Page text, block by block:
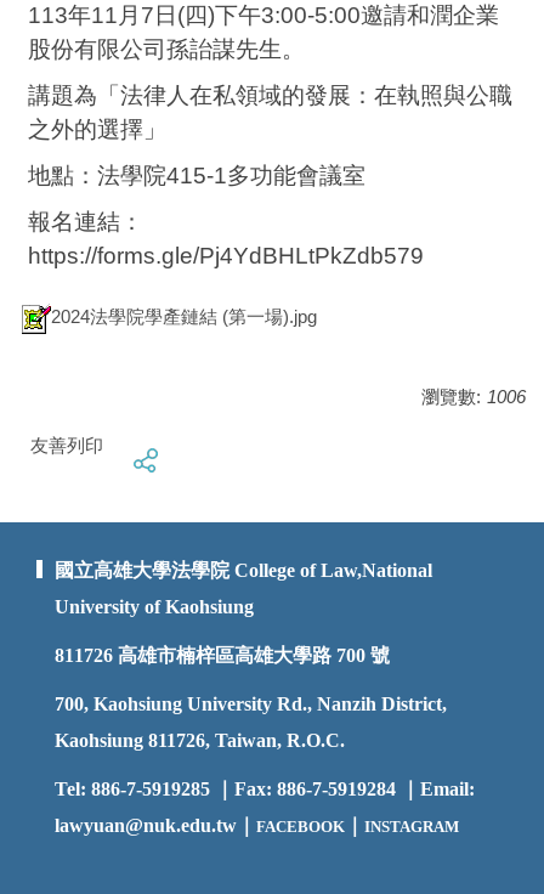
113年11月7日(四)下午3:00-5:00邀請和潤企業
股份有限公司孫詒謀先生。
講題為「法律人在私領域的發展：在執照與公職
之外的選擇」
地點：法學院415-1多功能會議室
報名連結：
https://forms.gle/Pj4YdBHLtPkZdb579
2024法學院學產鏈結 (第一場).jpg
瀏覽數: 1006
友善列印
國立高雄大學法學院 College of Law,National
University of Kaohsiung
811726 高雄市楠梓區高雄大學路 700 號
700, Kaohsiung University Rd., Nanzih District,
Kaohsiung 811726, Taiwan, R.O.C.
Tel: 886-7-5919285 ｜Fax: 886-7-5919284 ｜Email:
lawyuan@nuk.edu.tw｜ FACEBOOK INSTAGRAM